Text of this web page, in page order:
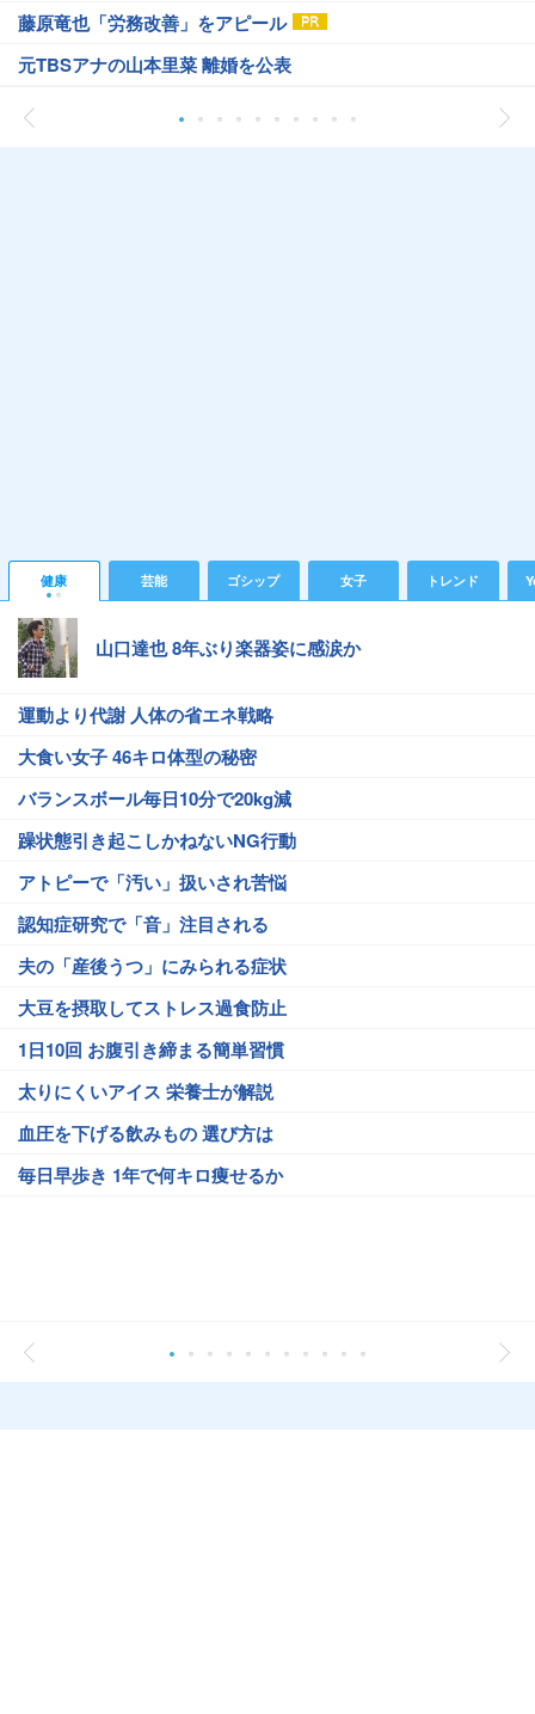
藤原竜也「労務改善」をアピール
元TBSアナの山本里菜 離婚を公表
健康 芸能 ゴシップ 女子 トレンド
山口達也 8年ぶり楽器姿に感涙か
運動より代謝 人体の省エネ戦略
大食い女子 46キロ体型の秘密
バランスボール毎日10分で20kg減
躁状態引き起こしかねないNG行動
アトピーで「汚い」扱いされ苦悩
認知症研究で「音」注目される
夫の「産後うつ」にみられる症状
大豆を摂取してストレス過食防止
1日10回 お腹引き締まる簡単習慣
太りにくいアイス 栄養士が解説
血圧を下げる飲みもの 選び方は
毎日早歩き 1年で何キロ痩せるか